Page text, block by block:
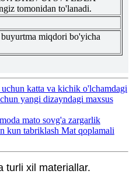
tomonidan to'lanadi.
miqdori bo'yicha
katta va kichik o'lchamdagi
yangi dizayndagi maxsus
mato sovg'a zargarlik
kun tabriklash Mat qoplamali
turli xil materiallar.